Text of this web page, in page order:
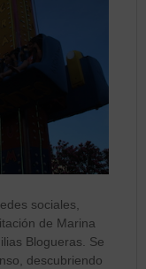
sociales,
de Marina
Blogueras. Se
descubriendo